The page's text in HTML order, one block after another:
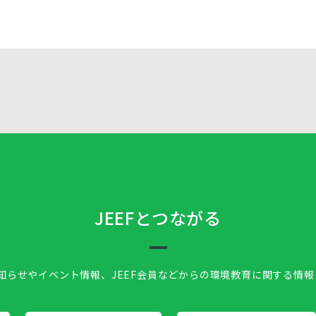
JEEFとつながる
せやイベント情報、 JEEF会員などからの環境教育に関する情報